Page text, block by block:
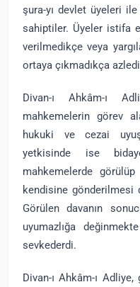
şura-yı devlet üyeleri
sahiptiler. Üyeler istifa
verilmedikçe veya
ortaya çıkmadıkça
Divan-ı Ahkâm-ı
mahkemelerin görev
hukuki ve cezai
yetkisinde ise
mahkemelerde
kendisine gönderilmesi
Görülen davanın
uyumazlığa
sevkederdi.
Divan-ı Ahkâm-ı